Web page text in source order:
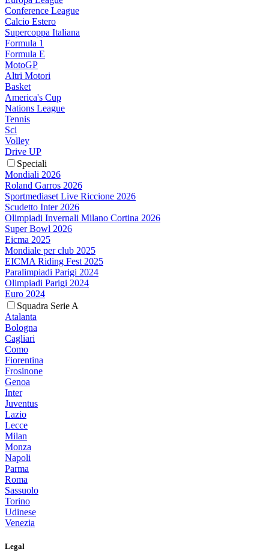
Conference League
Calcio Estero
Supercoppa Italiana
Formula 1
Formula E
MotoGP
Altri Motori
Basket
America's Cup
Nations League
Tennis
Sci
Volley
Drive UP
Speciali
Mondiali 2026
Roland Garros 2026
Sportmediaset Live Riccione 2026
Scudetto Inter 2026
Olimpiadi Invernali Milano Cortina 2026
Super Bowl 2026
Eicma 2025
Mondiale per club 2025
EICMA Riding Fest 2025
Paralimpiadi Parigi 2024
Olimpiadi Parigi 2024
Euro 2024
Squadra Serie A
Atalanta
Bologna
Cagliari
Como
Fiorentina
Frosinone
Genoa
Inter
Juventus
Lazio
Lecce
Milan
Monza
Napoli
Parma
Roma
Sassuolo
Torino
Udinese
Venezia
Legal